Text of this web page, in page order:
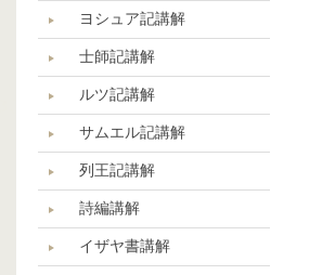
ヨシュア記講解
士師記講解
ルツ記講解
サムエル記講解
列王記講解
詩編講解
イザヤ書講解